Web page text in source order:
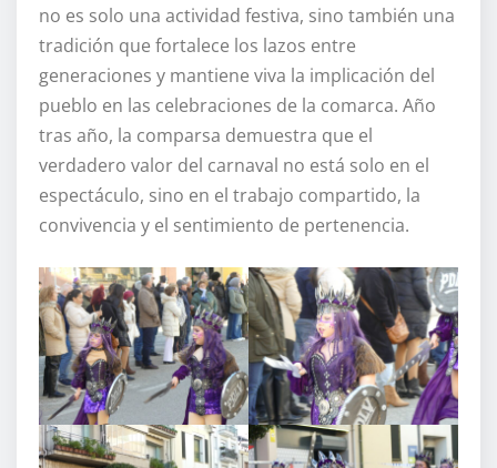
no es solo una actividad festiva, sino también una
tradición que fortalece los lazos entre
generaciones y mantiene viva la implicación del
pueblo en las celebraciones de la comarca. Año
tras año, la comparsa demuestra que el
verdadero valor del carnaval no está solo en el
espectáculo, sino en el trabajo compartido, la
convivencia y el sentimiento de pertenencia.